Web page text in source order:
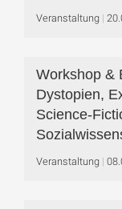
Veranstaltung
Workshop &
Dystopien,
Science-
Veranstaltung